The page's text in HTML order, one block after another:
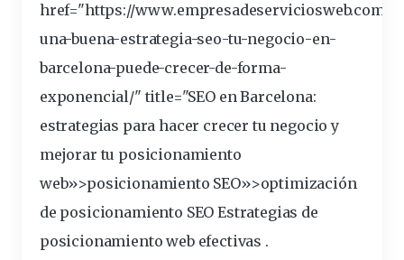
href="https://www.empresadeserviciosweb.com/
una-buena-estrategia-seo-tu-negocio-en-
barcelona-puede-crecer-de-forma-
exponencial/" title="SEO en Barcelona:
estrategias para hacer crecer tu negocio y
mejorar tu posicionamiento
web»>posicionamiento SEO»>optimización
de posicionamiento SEOEstrategias de
posicionamiento web efectivas .